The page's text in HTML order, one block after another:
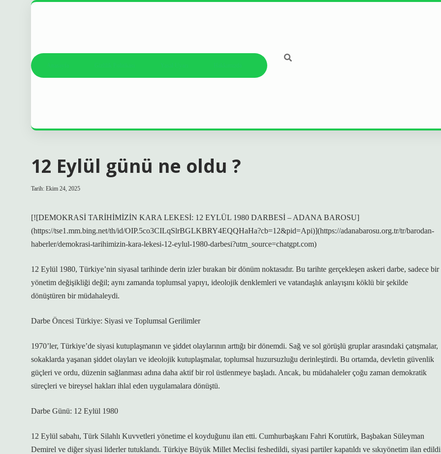
12 Eylül günü ne oldu ?
Tarih: Ekim 24, 2025
[![DEMOKRASİ TARİHİMİZİN KARA LEKESİ: 12 EYLÜL 1980 DARBESİ – ADANA BAROSU]
(https://tse1.mm.bing.net/th/id/OIP.5co3CILqSlrBGLKBRY4EQQHaHa?cb=12&pid=Api)](https://adanabarosu.org.tr/tr/barodan-
haberler/demokrasi-tarihimizin-kara-lekesi-12-eylul-1980-darbesi?utm_source=chatgpt.com)
12 Eylül 1980, Türkiye’nin siyasal tarihinde derin izler bırakan bir dönüm noktasıdır. Bu tarihte gerçekleşen askeri darbe, sadece bir
yönetim değişikliği değil; aynı zamanda toplumsal yapıyı, ideolojik denklemleri ve vatandaşlık anlayışını köklü bir şekilde
dönüştüren bir müdahaleydi.
Darbe Öncesi Türkiye: Siyasi ve Toplumsal Gerilimler
1970’ler, Türkiye’de siyasi kutuplaşmanın ve şiddet olaylarının arttığı bir dönemdi. Sağ ve sol görüşlü gruplar arasındaki çatışmalar,
sokaklarda yaşanan şiddet olayları ve ideolojik kutuplaşmalar, toplumsal huzursuzluğu derinleştirdi. Bu ortamda, devletin güvenlik
güçleri ve ordu, düzenin sağlanması adına daha aktif bir rol üstlenmeye başladı. Ancak, bu müdahaleler çoğu zaman demokratik
süreçleri ve bireysel hakları ihlal eden uygulamalara dönüştü.
Darbe Günü: 12 Eylül 1980
12 Eylül sabahı, Türk Silahlı Kuvvetleri yönetime el koyduğunu ilan etti. Cumhurbaşkanı Fahri Korutürk, Başbakan Süleyman
Demirel ve diğer siyasi liderler tutuklandı. Türkiye Büyük Millet Meclisi feshedildi, siyasi partiler kapatıldı ve sıkıyönetim ilan